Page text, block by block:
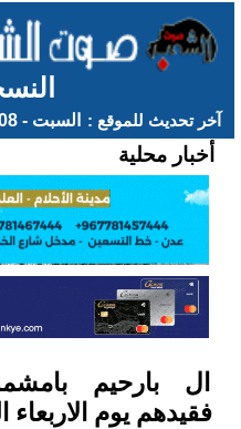
آخر تحديث للموقع : السبت - 08 أغسطس 2026 - 11:31 م
أخبار محلية
ال بارحيم
فقيدهم يوم الاربعاء